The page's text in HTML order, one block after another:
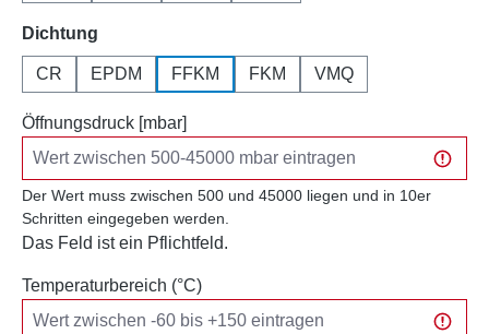
Dichtung
CR EPDM FFKM FKM VMQ
Öffnungsdruck [mbar]
Der Wert muss zwischen 500 und 45000 liegen und in 10er
Schritten eingegeben werden.
Das Feld ist ein Pflichtfeld.
Temperaturbereich (°C)